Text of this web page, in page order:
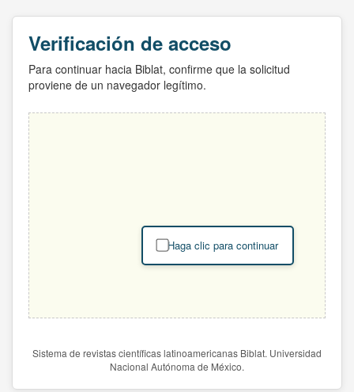
Verificación de acceso
Para continuar hacia Biblat, confirme que la solicitud
proviene de un navegador legítimo.
Haga clic para continuar
Sistema de revistas científicas latinoamericanas Biblat. Universidad
Nacional Autónoma de México.